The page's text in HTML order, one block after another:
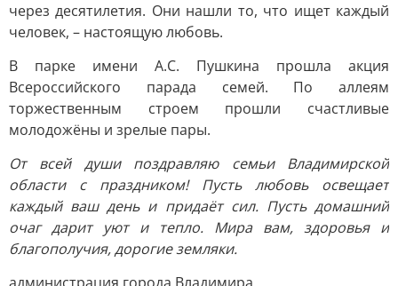
через десятилетия. Они нашли то, что ищет каждый
человек, – настоящую любовь.
В парке имени А.С. Пушкина прошла акция
Всероссийского парада семей. По аллеям
торжественным строем прошли счастливые
молодожёны и зрелые пары.
От всей души поздравляю семьи Владимирской
области с праздником! Пусть любовь освещает
каждый ваш день и придаёт сил. Пусть домашний
очаг дарит уют и тепло. Мира вам, здоровья и
благополучия, дорогие земляки.